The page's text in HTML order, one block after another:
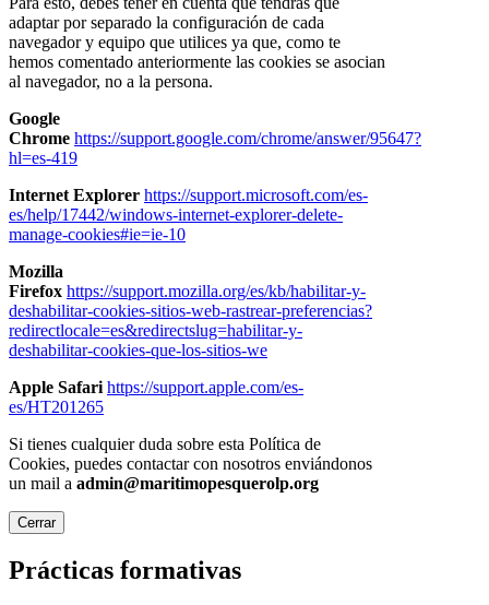
adaptar por separado la configuración de cada
navegador y equipo que utilices ya que, como te
hemos comentado anteriormente las cookies se asocian
al navegador, no a la persona.
Google
Chrome https://support.google.com/chrome/answer/95647?
hl=es-419
Internet Explorer https://support.microsoft.com/es-
es/help/17442/windows-internet-explorer-delete-
manage-cookies#ie=ie-10
Mozilla
Firefox https://support.mozilla.org/es/kb/habilitar-y-
deshabilitar-cookies-sitios-web-rastrear-preferencias?
redirectlocale=es&redirectslug=habilitar-y-
deshabilitar-cookies-que-los-sitios-we
Apple Safari https://support.apple.com/es-
es/HT201265
Si tienes cualquier duda sobre esta Política de
Cookies, puedes contactar con nosotros enviándonos
un mail a admin@maritimopesquerolp.org
Cerrar
Prácticas formativas